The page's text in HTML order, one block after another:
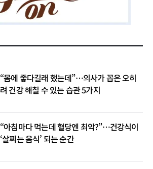
“몸에 좋다길래 했는데”…의사가 꼽은 오히
려 건강 해칠 수 있는 습관 5가지
“아침마다 먹는데 혈당엔 최악?”…건강식이
‘살찌는 음식’ 되는 순간